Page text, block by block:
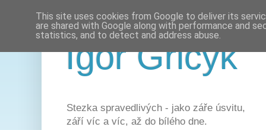
Igor Gricyk
Stezka spravedlivých - jako záře úsvitu,
září víc a víc, až do bílého dne.
This site uses cookies from Google to deliver its
are shared with Google along with performance and
statistics, and to detect and address abuse.